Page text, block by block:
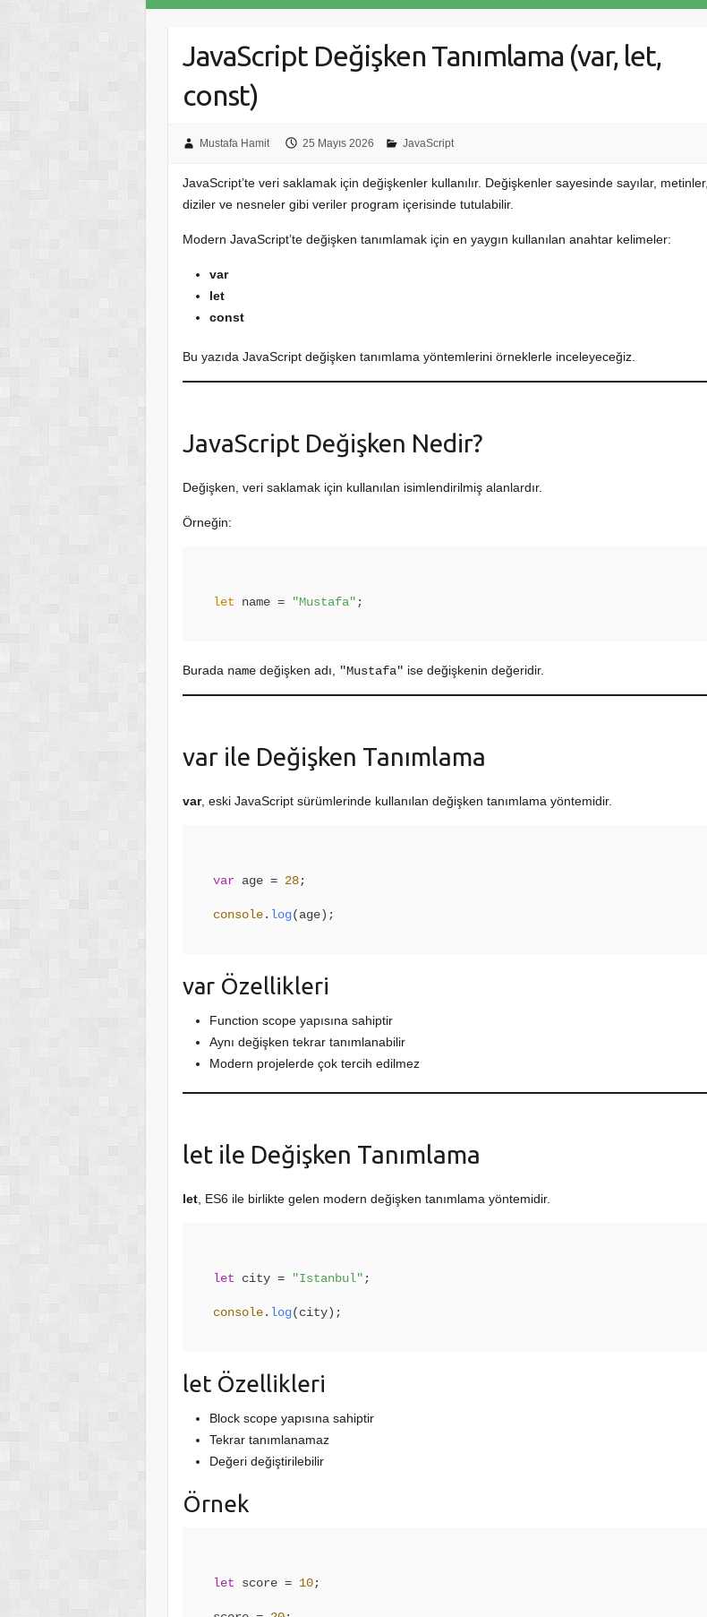
JavaScript Değişken Tanımlama (var, let,
const)
Mustafa Hamit 25 Mayıs 2026 JavaScript
JavaScript’te veri saklamak için değişkenler kullanılır. Değişkenler sayesinde sayılar, metinler,
diziler ve nesneler gibi veriler program içerisinde tutulabilir.
Modern JavaScript’te değişken tanımlamak için en yaygın kullanılan anahtar kelimeler:
var
let
const
Bu yazıda JavaScript değişken tanımlama yöntemlerini örneklerle inceleyeceğiz.
JavaScript Değişken Nedir?
Değişken, veri saklamak için kullanılan isimlendirilmiş alanlardır.
Örneğin:
let name = "Mustafa"
Burada name değişken adı, "Mustafa" ise değişkenin değeridir.
var ile Değişken Tanımlama
var, eski JavaScript sürümlerinde kullanılan değişken tanımlama yöntemidir.
var age = 28;
console. log
var Özellikleri
Function scope yapısına sahiptir
Aynı değişken tekrar tanımlanabilir
Modern projelerde çok tercih edilmez
let ile Değişken Tanımlama
let , ES6 ile birlikte gelen modern değişken tanımlama yöntemidir.
let city = "Istanbul" ;
console. log
let Özellikleri
Block scope yapısına sahiptir
Tekrar tanımlanamaz
Değeri değiştirilebilir
Örnek
let score = 10;